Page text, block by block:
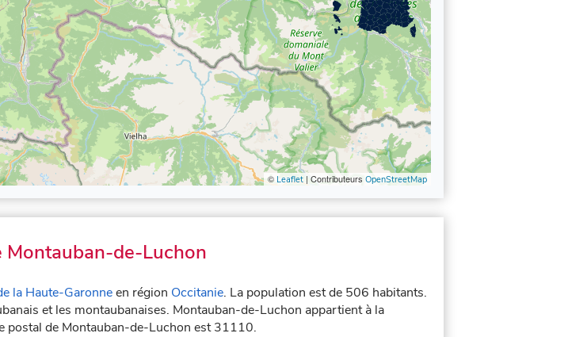
© Leaflet | Contributeurs OpenStreetMap
Montauban-de-Luchon
la Haute-Garonneen région Occitanie. La population est de 506 habitants.
et les montaubanaises. Montauban-de-Luchon appartient à la
postal de Montauban-de-Luchon est 31110.